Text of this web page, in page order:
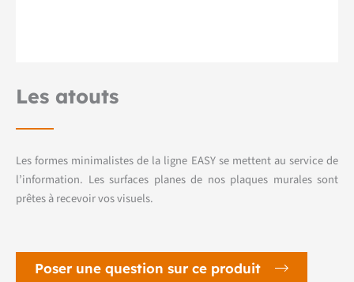
Les atouts
Les formes minimalistes de la ligne EASY se mettent au service de
l’information. Les surfaces planes de nos plaques murales sont
prêtes à recevoir vos visuels.
Poser une question sur ce produit